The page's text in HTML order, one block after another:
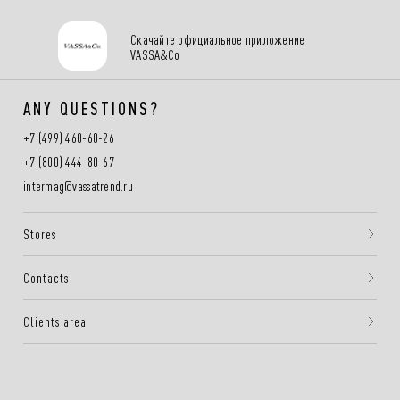
Скачайте официальное приложение
VASSA&Co
ANY QUESTIONS?
+7 (499) 460-60-26
+7 (800) 444-80-67
intermag@vassatrend.ru
Stores
Contacts
Clients area